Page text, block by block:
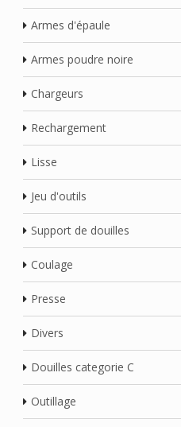
Armes d'épaule
Armes poudre noire
Chargeurs
Rechargement
Lisse
Jeu d'outils
Support de douilles
Coulage
Presse
Divers
Douilles categorie C
Outillage